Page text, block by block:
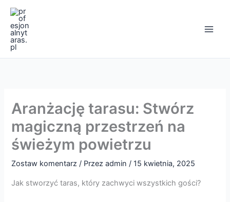
Przejdź
treści
Aranżację tarasu: Stwórz
magiczną przestrzeń na
świeżym powietrzu
Zostaw komentarz / Przezadmin/15 kwietnia, 2025
Jak stworzyć taras, który zachwyci wszystkich gości?